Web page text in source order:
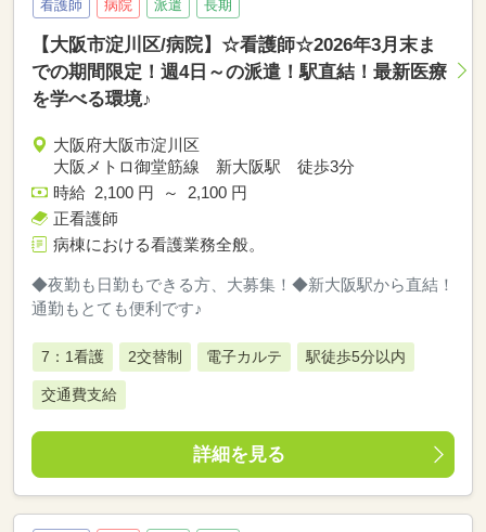
看護師 病院 派遣 長期
【大阪市淀川区/病院】☆看護師☆2026年3月末ま
での期間限定！週4日～の派遣！駅直結！最新医療
を学べる環境♪
大阪府大阪市淀川区
大阪メトロ御堂筋線 新大阪駅 徒歩3分
時給 2,100 円 ～ 2,100 円
正看護師
病棟における看護業務全般。
◆夜勤も日勤もできる方、大募集！◆新大阪駅から直結！
通勤もとても便利です♪
7：1看護 2交替制 電子カルテ 駅徒歩5分以内
交通費支給
詳細を見る